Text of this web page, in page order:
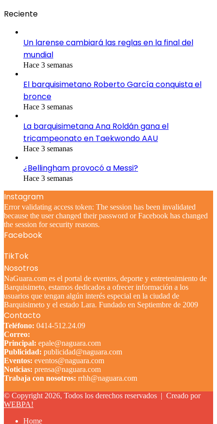
Reciente
Un larense cambiará las reglas en la final del
mundial
Hace 3 semanas
El barquisimetano Roberto García conquista el
bronce
Hace 3 semanas
La barquisimetana Ana Roldán gana el
tricampeonato en Taekwondo AAU
Hace 3 semanas
¿Bellingham provocó a Messi?
Hace 3 semanas
Instagram
Error validating access token: The session has been invalidated
because the user changed their password or Facebook has changed
the session for security reasons.
Facebook
TikTok
Nosotros
NaGuara.com es el portal de eventos, deporte y entretenimiento de
Barquisimeto, estamos dedicados a ofrecer información a los
usuarios que tengan algún interés especial en la ciudad de
Barquisimeto y el estado Lara. Fundado en Septiembre de 2009
Contacto
Teléfono: 0414-512.24.09
Correo:
Principal: epale@naguara.com
Publicidad: publicidad@naguara.com
Eventos: eventos@naguara.com
Noticias: prensa@naguara.com
Trabaja con nosotros: rrhh@naguara.com
© Copyright 2026, Todos los derechos reservados | Creado por
WEBPA!
Home